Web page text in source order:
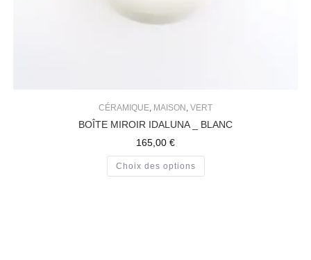
CÉRAMIQUE MAISON VERT
BOÎTE MIROIR IDALUNA _ BLANC
165,00 €
Choix des options